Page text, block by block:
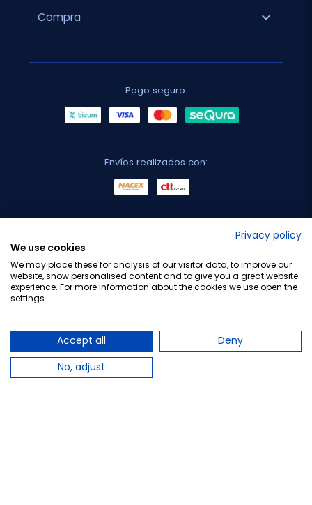
Compra expand_more
Pago seguro:
Envíos realizados con:
Privacy policy
We use cookies
We may place these for analysis of our visitor data, to improve our
website, show personalised content and to give you a great website
experience. For more information about the cookies we use open the
settings.
Accept all
Deny
No, adjust